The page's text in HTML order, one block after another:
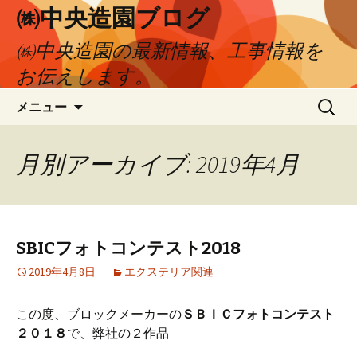
㈱中央造園ブログ
㈱中央造園の最新情報、工事情報を
お伝えします。
メニュー
ン
検
月別アーカイブ: 2019年4月
SBICフォトコンテスト2018
2019年4月8日 エクステリア関連
この度、ブロックメーカーのＳＢＩＣフォトコンテスト
２０１８ で、弊社の２作品